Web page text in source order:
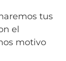
tus
el
motivo